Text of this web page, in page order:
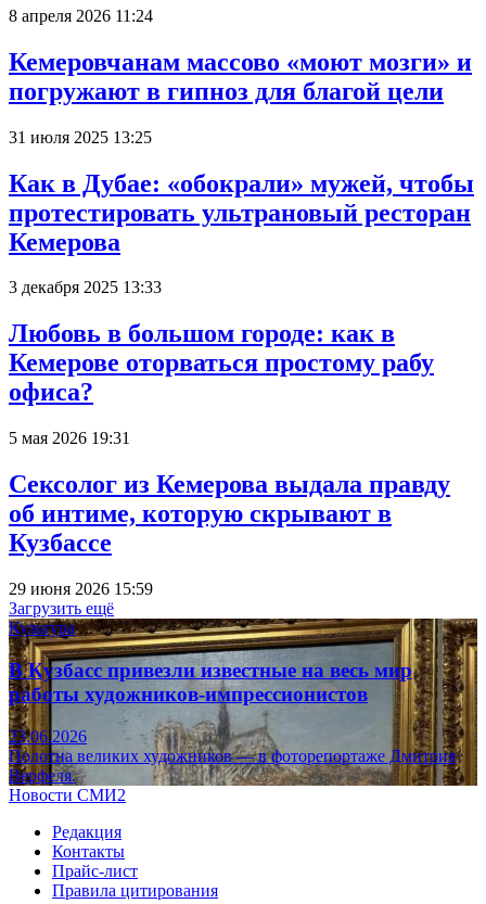
8 апреля 2026 11:24
Кемеровчанам массово «моют мозги» и
погружают в гипноз для благой цели
31 июля 2025 13:25
Как в Дубае: «обокрали» мужей, чтобы
протестировать ультрановый ресторан
Кемерова
3 декабря 2025 13:33
Любовь в большом городе: как в
Кемерове оторваться простому рабу
офиса?
5 мая 2026 19:31
Сексолог из Кемерова выдала правду
об интиме, которую скрывают в
Кузбассе
29 июня 2026 15:59
Загрузить ещё
Культура
В Кузбасс привезли известные на весь мир
работы художников-импрессионистов
23.06.2026
Полотна великих художников — в фоторепортаже Дмитрия
Верфеля.
Новости СМИ2
Редакция
Контакты
Прайс-лист
Правила цитирования